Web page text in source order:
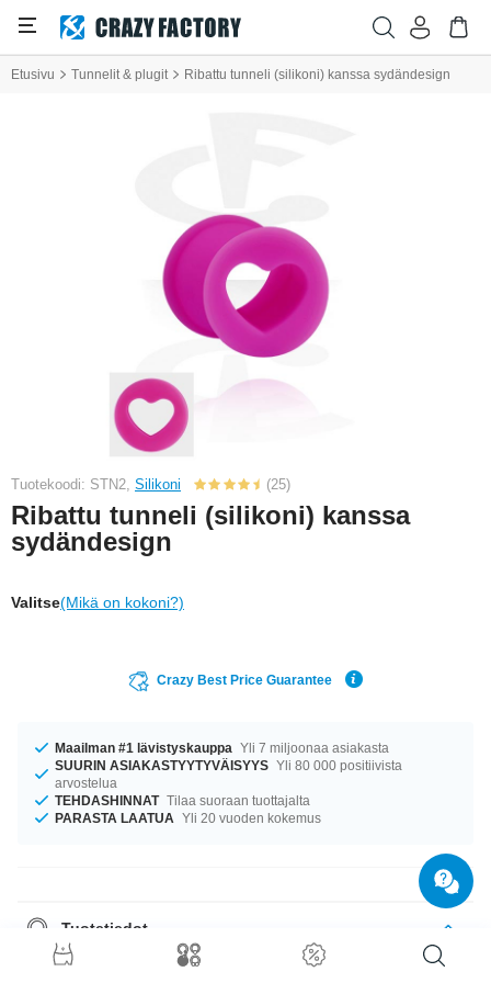
Etusivu Tunnelit & plugit Ribattu tunneli (silikoni) kanssa sydändesign
Tuotekoodi: STN2, Silikoni (25)
Ribattu tunneli (silikoni) kanssa
sydändesign
Valitse(Mikä on kokoni?)
Crazy Best Price Guarantee
Maailman #1 lävistyskauppa Yli 7 miljoonaa asiakasta
SUURIN ASIAKASTYYTYVÄISYYS Yli 80 000 positiivista
arvostelua
TEHDASHINNAT Tilaa suoraan tuottajalta
PARASTA LAATUA Yli 20 vuoden kokemus
Tuotetiedot
Tämä silikonitunneli vie sydämesi! Nyt monessa eri koossa ja värissä.